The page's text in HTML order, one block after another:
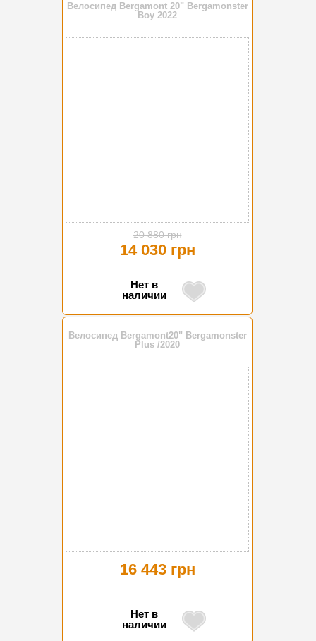
Велосипед Bergamont 20" Bergamonster
Boy 2022
20 880 грн
14 030 грн
Нет в
наличии
Велосипед Bergamont20" Bergamonster
Plus /2020
16 443 грн
Нет в
наличии